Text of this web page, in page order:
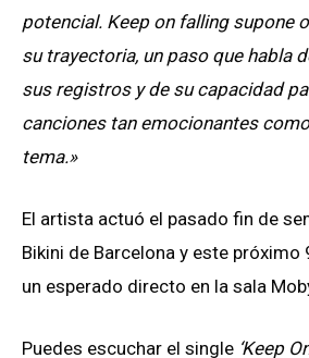
potencial. Keep on falling supone
su trayectoria, un paso que habla
sus registros y de su capacidad
canciones tan emocionantes
tema.»
El artista actuó el pasado fin de
Bikini de Barcelona y este
un esperado directo en la sala
Puedes escuchar el single ‘Keep